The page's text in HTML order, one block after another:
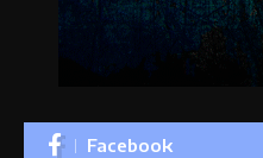
Facebook